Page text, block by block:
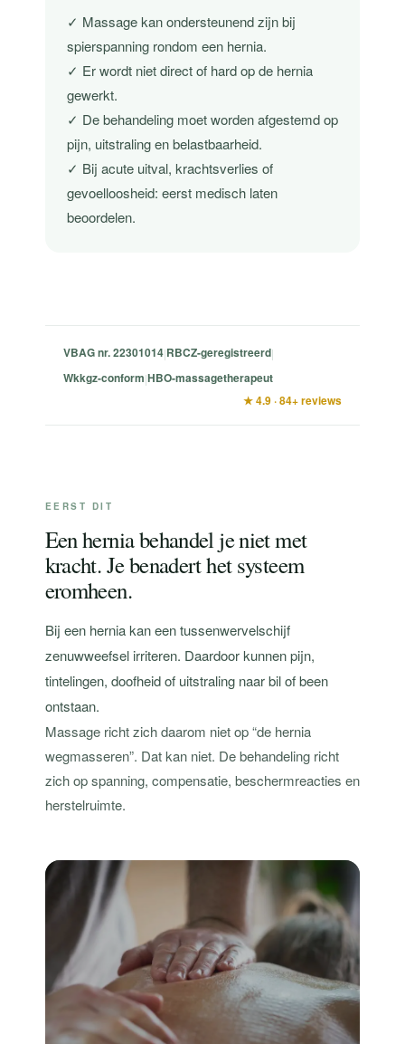
✓ Massage kan ondersteunend zijn bij
spierspanning rondom een hernia.
✓ Er wordt niet direct of hard op de hernia
gewerkt.
✓ De behandeling moet worden afgestemd op
pijn, uitstraling en belastbaarheid.
✓ Bij acute uitval, krachtsverlies of
gevoelloosheid: eerst medisch laten
beoordelen.
VBAG nr. 22301014|RBCZ-geregistreerd|
Wkkgz-conform|HBO-massagetherapeut
★ 4.9 · 84+ reviews
EERST DIT
Een hernia behandel je niet met
kracht. Je benadert het systeem
eromheen.
Bij een hernia kan een tussenwervelschijf
zenuwweefsel irriteren. Daardoor kunnen pijn,
tintelingen, doofheid of uitstraling naar bil of been
ontstaan.
Massage richt zich daarom niet op “de hernia
wegmasseren”. Dat kan niet. De behandeling richt
zich op spanning, compensatie, beschermreacties en
herstelruimte.